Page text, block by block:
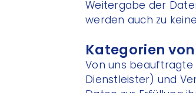
Weitergabe der
werden auch zu
Kategorien
Von uns beauftragte
Dienstleister) und